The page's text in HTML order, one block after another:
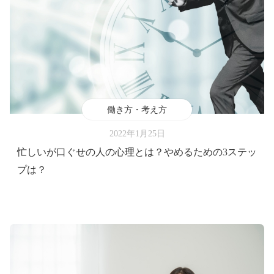
働き方・考え方
2022年1月25日
忙しいが口ぐせの人の心理とは？やめるための3ステッ
プは？